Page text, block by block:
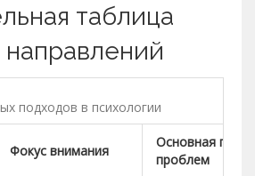
таблица
подходов в психологии
Фокус внимания
Основная
проблем